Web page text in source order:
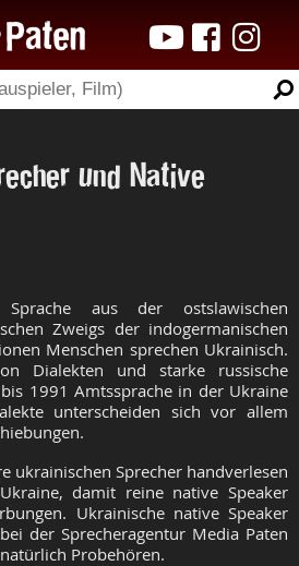
und Native
aus der ostslawischen
Zweigs der indogermanischen
Menschen sprechen Ukrainisch.
Dialekten und starke russische
1991 Amtssprache in der Ukraine
unterscheiden sich vor allem
ukrainischen Sprecher handverlesen
damit reine native Speaker
Ukrainische native Speaker
der Sprecheragentur Media Paten
Probehören.